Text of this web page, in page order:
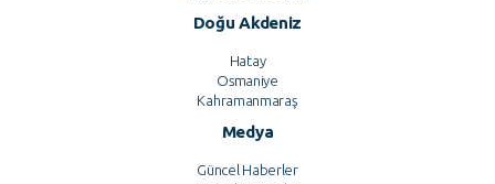
Doğu Akdeniz
Hatay
Osmaniye
Kahramanmaraş
Medya
Güncel Haberler